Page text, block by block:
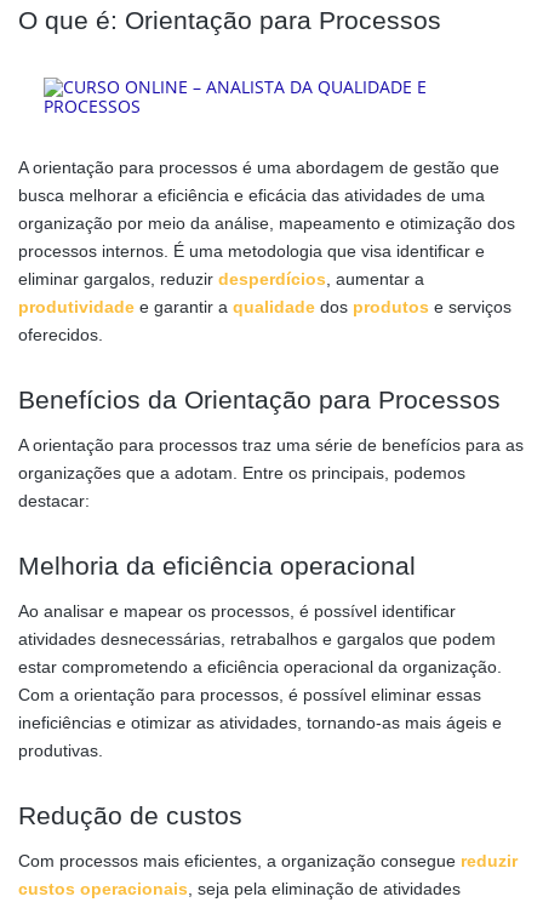
O que é: Orientação para Processos
A orientação para processos é uma abordagem de gestão que
busca melhorar a eficiência e eficácia das atividades de uma
organização por meio da análise, mapeamento e otimização dos
processos internos. É uma metodologia que visa identificar e
eliminar gargalos, reduzir desperdícios, aumentar a
produtividade e garantir a qualidade dos produtos e serviços
oferecidos.
Benefícios da Orientação para Processos
A orientação para processos traz uma série de benefícios para as
organizações que a adotam. Entre os principais, podemos
destacar:
Melhoria da eficiência operacional
Ao analisar e mapear os processos, é possível identificar
atividades desnecessárias, retrabalhos e gargalos que podem
estar comprometendo a eficiência operacional da organização.
Com a orientação para processos, é possível eliminar essas
ineficiências e otimizar as atividades, tornando-as mais ágeis e
produtivas.
Redução de custos
Com processos mais eficientes, a organização consegue reduzir
custos operacionais, seja pela eliminação de atividades